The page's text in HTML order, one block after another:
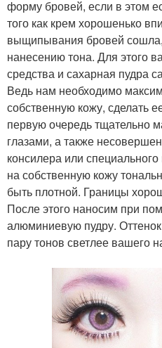
форму бровей, если в этом
того как крем хорошенько
выщипывания бровей
нанесению тона. Для этого
средства и сахарная пудра
Ведь нам необходимо
собственную кожу, сделать
первую очередь тщательно
глазами, а также
консилера или
на собственную кожу
быть плотной. Границы
После этого наносим при
алюминиевую пудру.
пару тонов светлее вашего